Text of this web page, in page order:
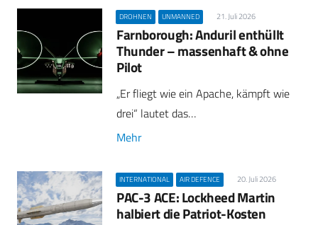
DROHNEN UNMANNED 21. Juli 2026
Farnborough: Anduril enthüllt
Thunder – massenhaft & ohne
Pilot
„Er fliegt wie ein Apache, kämpft wie
drei“ lautet das…
Mehr
INTERNATIONAL AIR DEFENCE 20. Juli 2026
PAC-3 ACE: Lockheed Martin
halbiert die Patriot-Kosten